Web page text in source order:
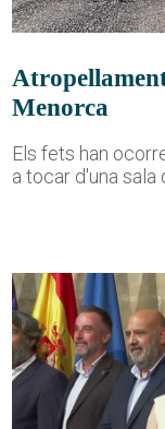
Menorca
Els fets han
a tocar d'una sala